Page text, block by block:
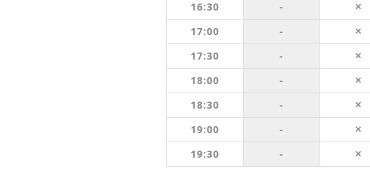
16:30 - ✕
17:00 - ✕
17:30 - ✕
18:00 - ✕
18:30 - ✕
19:00 - ✕
19:30 - ✕